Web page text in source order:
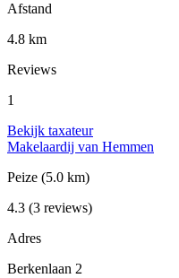
Afstand
4.8 km
Reviews
1
Bekijk taxateur
Makelaardij van Hemmen
Peize (5.0 km)
4.3 (3 reviews)
Adres
Berkenlaan 2